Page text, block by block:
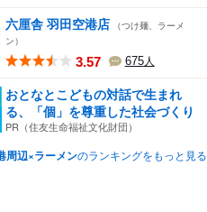
六厘舎 羽田空港店 （つけ麺、ラーメ
ン）
3.57 675人
おとなとこどもの対話で生まれ
る、「個」を尊重した社会づくり
PR（住友生命福祉文化財団）
周辺×ラーメンのランキングをもっと見る